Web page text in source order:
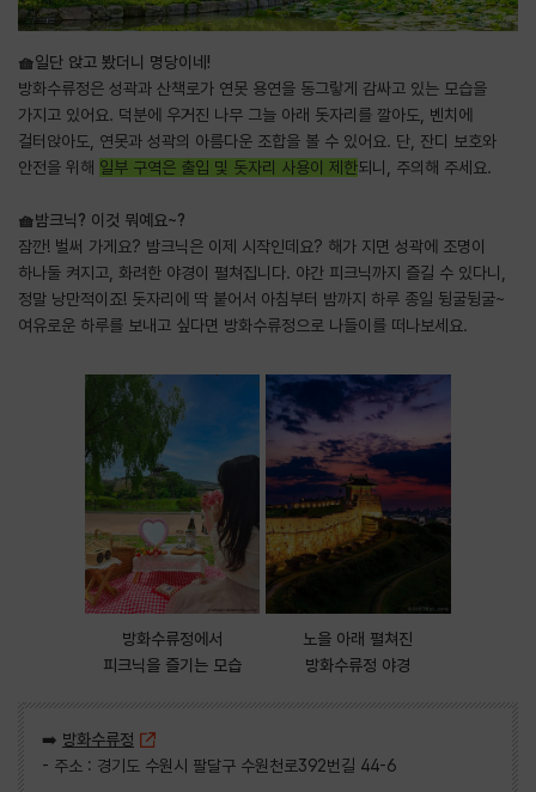
🧺일단 앉고 봤더니 명당이네!
방화수류정은 성곽과 산책로가 연못 용연을 동그랗게 감싸고 있는 모습을
가지고 있어요. 덕분에 우거진 나무 그늘 아래 돗자리를 깔아도, 벤치에
걸터앉아도, 연못과 성곽의 아름다운 조합을 볼 수 있어요. 단, 잔디 보호와
안전을 위해 일부 구역은 출입 및 돗자리 사용이 제한되니, 주의해 주세요.
🧺밤크닉? 이것 뭐예요~?
잠깐! 벌써 가게요? 밤크닉은 이제 시작인데요? 해가 지면 성곽에 조명이
하나둘 켜지고, 화려한 야경이 펼쳐집니다. 야간 피크닉까지 즐길 수 있다니,
정말 낭만적이죠! 돗자리에 딱 붙어서 아침부터 밤까지 하루 종일 뒹굴뒹굴~
여유로운 하루를 보내고 싶다면 방화수류정으로 나들이를 떠나보세요.
방화수류정에서
피크닉을 즐기는 모습
노을 아래 펼쳐진
방화수류정 야경
➡️ 방화수류정
- 주소 : 경기도 수원시 팔달구 수원천로392번길 44-6